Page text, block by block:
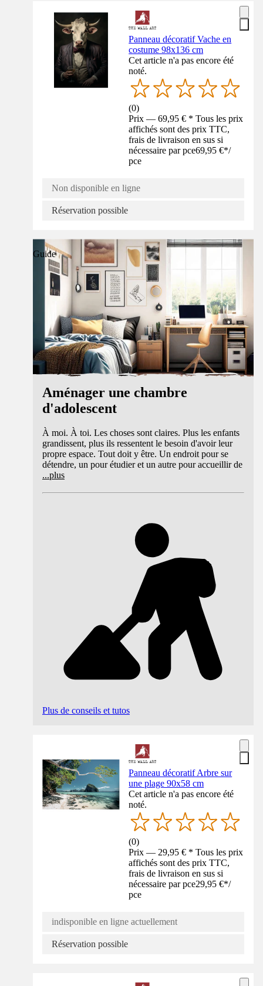
Panneau décoratif Vache en
costume 98x136 cm
Cet article n'a pas encore été
noté.
(0)
Prix — 69,95 € * Tous les prix
affichés sont des prix TTC,
frais de livraison en sus si
nécessaire par pce69,95 €*/
pce
Non disponible en ligne
Réservation possible
Guide
Aménager une chambre
d'adolescent
À moi. À toi. Les choses sont claires. Plus les enfants
grandissent, plus ils ressentent le besoin d'avoir leur
propre espace. Tout doit y être. Un endroit pour se
détendre, un pour étudier et un autre pour accueillir de
...plus
Plus de conseils et tutos
Panneau décoratif Arbre sur
une plage 90x58 cm
Cet article n'a pas encore été
noté.
(0)
Prix — 29,95 € * Tous les prix
affichés sont des prix TTC,
frais de livraison en sus si
nécessaire par pce29,95 €*/
pce
indisponible en ligne actuellement
Réservation possible